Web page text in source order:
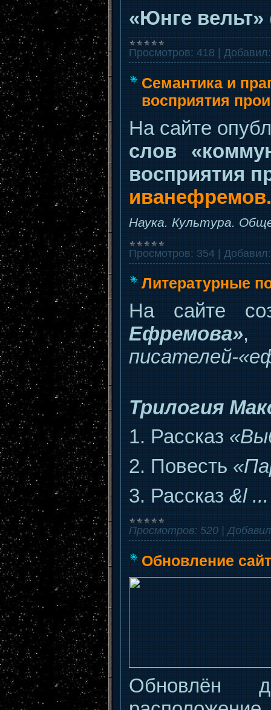
«Юнге вельт»
Просмотров: 418 Добавил:
Семантика и
восприятия
На сайте
слов
восприятия
Наука. Культура.
Просмотров: 354 | Добавил:
Литературные
На сайте
Ефремова»,
писателей-
Трилогия
1. Рассказ
2. Повесть
3. Рассказ &l
Просмотров: 520 |
Обновление
Обновлён